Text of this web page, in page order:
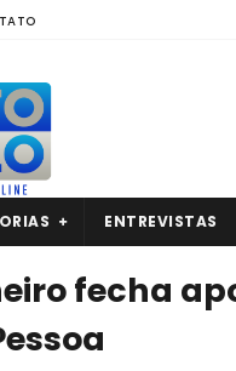
ENTREVISTAS
fecha